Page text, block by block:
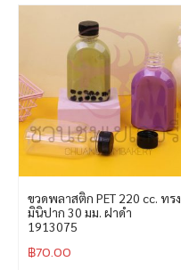
ขวดพลาสติก PET 220 cc. ทรง
มินิปาก 30 มม. ฝาดำ
1913075
฿70.00